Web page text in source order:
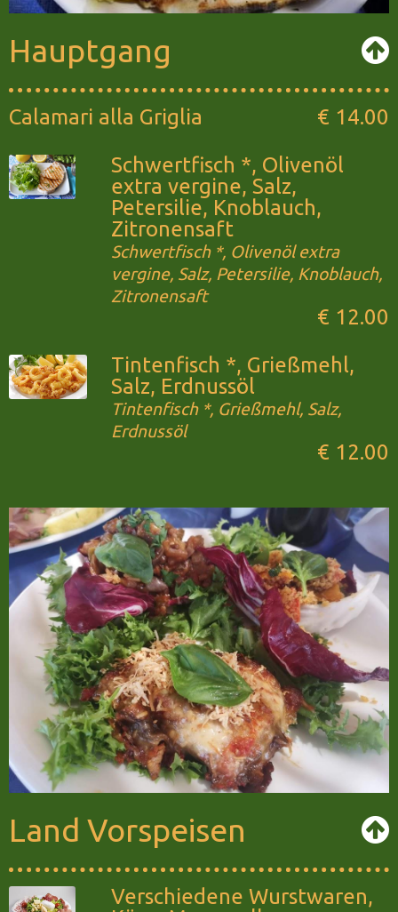
Hauptgang
Calamari alla Griglia
€ 14.00
Schwertfisch *, Olivenöl
extra vergine, Salz,
Petersilie, Knoblauch,
Zitronensaft
Schwertfisch *, Olivenöl extra
vergine, Salz, Petersilie, Knoblauch,
Zitronensaft
€ 12.00
Tintenfisch *, Grießmehl,
Salz, Erdnussöl
Tintenfisch *, Grießmehl, Salz,
Erdnussöl
€ 12.00
Land Vorspeisen
Verschiedene Wurstwaren,